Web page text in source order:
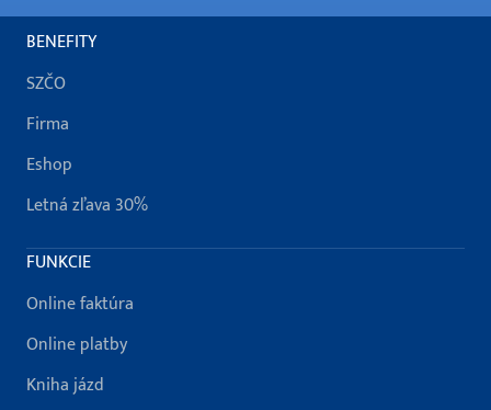
BENEFITY
SZČO
Firma
Eshop
Letná zľava 30%
FUNKCIE
Online faktúra
Online platby
Kniha jázd